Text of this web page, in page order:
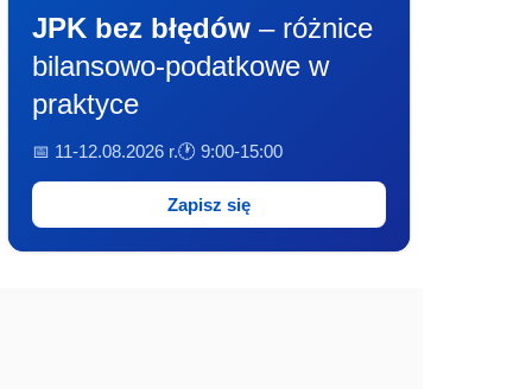
JPK bez błędów – różnice
bilansowo-podatkowe w
praktyce
📅 11-12.08.2026 r.🕐 9:00-15:00
Zapisz się